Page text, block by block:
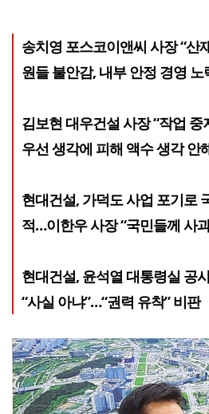
송치영 포스코이앤씨 사장 “산
원들 불안감, 내부 안정 경영 노
김보현 대우건설 사장 “작업
우선 생각에 피해 액수 생각 안
현대건설, 가덕도 사업 포기로
적…이한우 사장 “국민들께 사
현대건설, 윤석열 대통령실 공
“사실 아냐”…“권력 유착” 비판